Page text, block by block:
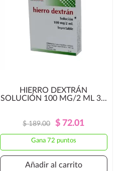
HIERRO DEXTRÁN
SOLUCIÓN 100 MG/2 ML 3...
Precio
Regular
$ 189.00 Precio
$ 72.01
Gana 72 puntos
Añadir al carrito